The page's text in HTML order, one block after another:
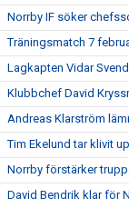
Norrby IF söker
Träningsmatch 7
Lagkapten Vidar
Klubbchef David
Andreas Klarström
Tim Ekelund tar klivit
Norrby förstärker
David Bendrik klar för